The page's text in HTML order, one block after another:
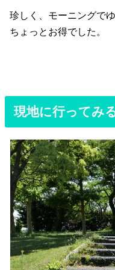
珍しく、モーニングで
ちょっとお得でした。
現地に行ってみ